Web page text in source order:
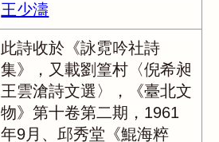
王少濤
此詩收於《詠霓吟社詩
集》，又載劉篁村〈倪希昶
王雲滄詩文選〉，《臺北文
物》第十卷第二期，1961
年9月、邱秀堂《鯤海粹